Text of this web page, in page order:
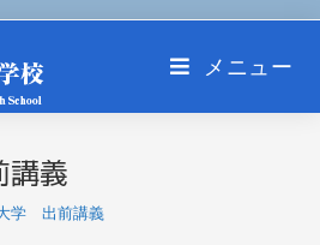
メニュー
義
学 出前講義